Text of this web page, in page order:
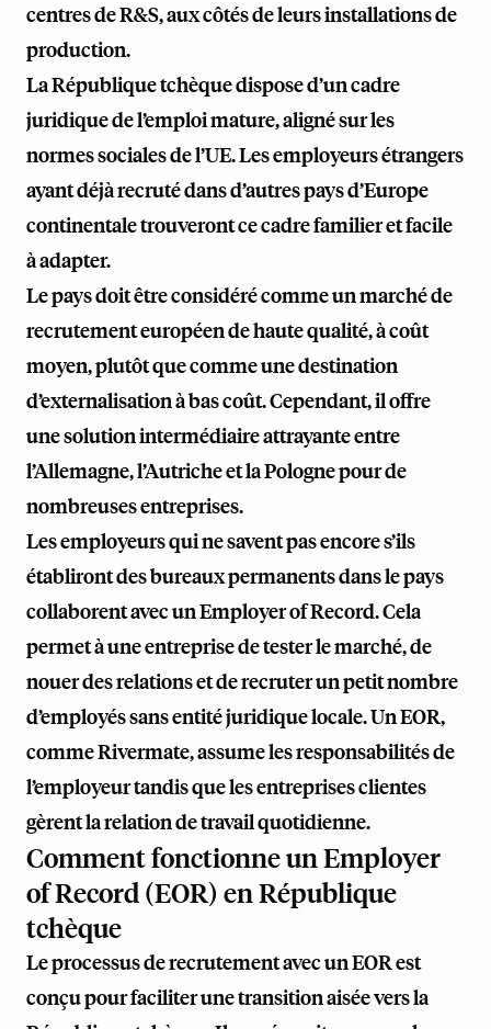
centres de R&S, aux côtés de leurs installations de
production.
La République tchèque dispose d’un cadre
juridique de l’emploi mature, aligné sur les
normes sociales de l’UE. Les employeurs étrangers
ayant déjà recruté dans d’autres pays d’Europe
continentale trouveront ce cadre familier et facile
à adapter.
Le pays doit être considéré comme un marché de
recrutement européen de haute qualité, à coût
moyen, plutôt que comme une destination
d’externalisation à bas coût. Cependant, il offre
une solution intermédiaire attrayante entre
l’Allemagne, l’Autriche et la Pologne pour de
nombreuses entreprises.
Les employeurs qui ne savent pas encore s’ils
établiront des bureaux permanents dans le pays
collaborent avec un Employer of Record. Cela
permet à une entreprise de tester le marché, de
nouer des relations et de recruter un petit nombre
d’employés sans entité juridique locale. Un EOR,
commeRivermate, assume les responsabilités de
l’employeur tandis que les entreprises clientes
gèrent la relation de travail quotidienne.
Comment fonctionne un Employer
of Record (EOR) en République
tchèque
Le processus de recrutement avec un EOR est
conçu pour faciliter une transition aisée vers la